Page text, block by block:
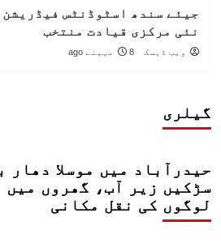
جیئے سندھ اسٹوڈنٹس فیڈریشن
نئی مرکزی قیادت منتخب
ویب ڈیسک 8 مہینے ago
گیلری
حیدرآباد میں موسلا دھار
سڑکیں زیر آب، گھروں میں
لوگوں کی نقل مکانی